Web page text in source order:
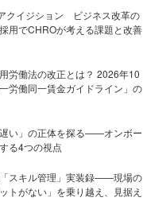
クイジション ビジネス改革の
用でCHROが考える課題と改善
労働法の改正とは？ 2026年10
労働同一賃金ガイドライン」の
遅い」の正体を探る——オンボー
る4つの視点
スキル管理」実装録——現場の
トがない」を乗り越え、見据え